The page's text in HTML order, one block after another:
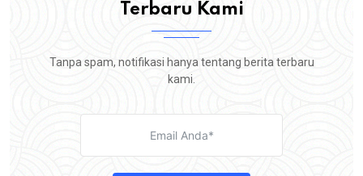
Terbaru Kami
Tanpa spam, notifikasi hanya tentang berita terbaru
kami.